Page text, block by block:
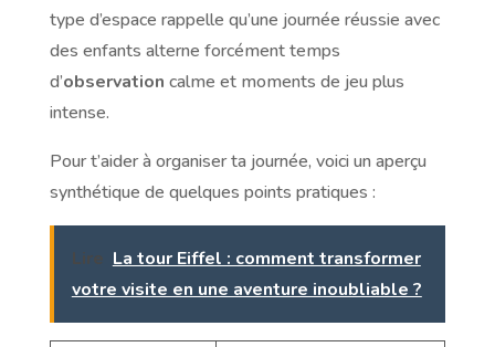
type d’espace rappelle qu’une journée réussie avec
des enfants alterne forcément temps
d’observation calme et moments de jeu plus
intense.
Pour t’aider à organiser ta journée, voici un aperçu
synthétique de quelques points pratiques :
Lire La tour Eiffel : comment transformer
votre visite en une aventure inoubliable ?